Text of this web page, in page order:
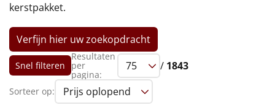
Rituals
Luxe
Mannen
Vrouwen
kerstpakket.
Verfijn hier uw zoekopdracht
Snel filteren
Resultaten
per
pagina:
/ 1843
Sorteer op: